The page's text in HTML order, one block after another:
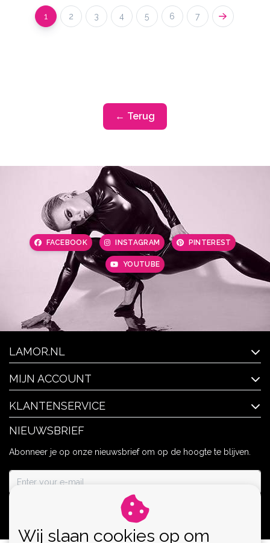
1 2 3 4 5 6 7
← Terug
FACEBOOK INSTAGRAM PINTEREST
YOUTUBE
LAMOR.NL
MIJN ACCOUNT
KLANTENSERVICE
NIEUWSBRIEF
Abonneer je op onze nieuwsbrief om op de hoogte te blijven.
Wij slaan cookies op om